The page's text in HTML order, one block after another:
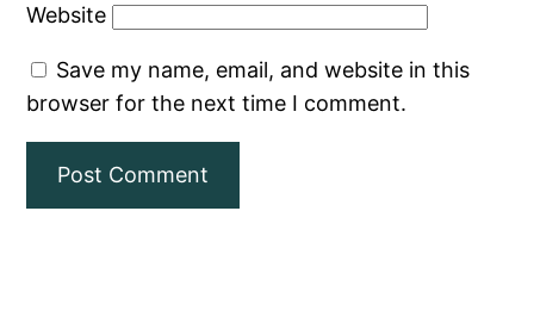
Website
Save my name, email, and website in this
browser for the next time I comment.